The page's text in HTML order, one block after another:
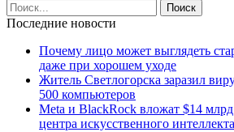
Последние новости
Почему лицо может выглядеть
даже при хорошем уходе
Житель Светлогорска заразил
500 компьютеров
Meta и BlackRock вложат $14 млрд
центра искусственного интеллекта